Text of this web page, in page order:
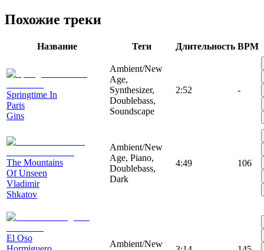
Похожие треки
Название Теги Длительность BPM
Springtime In
Paris
Gins
Ambient/New
Age,
Synthesizer,
Doublebass,
Soundscape
2:52 -
The Mountains
Of Unseen
Vladimir
Shkatov
Ambient/New
Age, Piano,
Doublebass,
Dark
4:49 106
El Oso
Ambient/New